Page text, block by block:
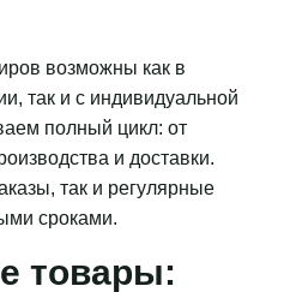
возможны как в
так и с индивидуальной
полный цикл: от
и доставки.
так и регулярные
сроками.
товары: